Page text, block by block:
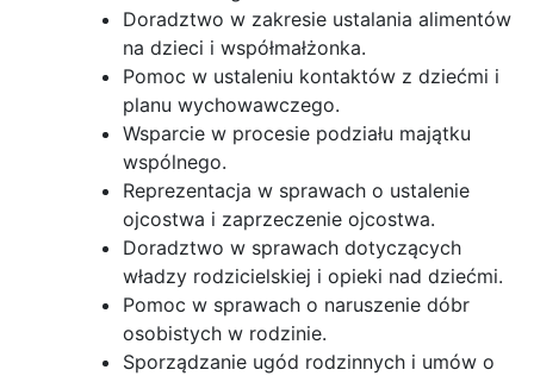
Doradztwo w zakresie ustalania alimentów
na dzieci i współmałżonka.
Pomoc w ustaleniu kontaktów z dziećmi i
planu wychowawczego.
Wsparcie w procesie podziału majątku
wspólnego.
Reprezentacja w sprawach o ustalenie
ojcostwa i zaprzeczenie ojcostwa.
Doradztwo w sprawach dotyczących
władzy rodzicielskiej i opieki nad dziećmi.
Pomoc w sprawach o naruszenie dóbr
osobistych w rodzinie.
Sporządzanie ugód rodzinnych i umów o